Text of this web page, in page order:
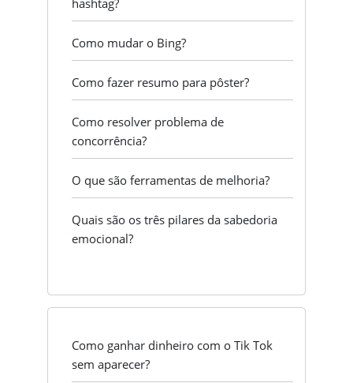
Como mudar o Bing?
Como fazer resumo para pôster?
Como resolver problema de
concorrência?
O que são ferramentas de melhoria?
Quais são os três pilares da sabedoria
emocional?
Como ganhar dinheiro com o Tik Tok
sem aparecer?